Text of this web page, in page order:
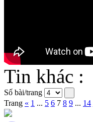
Tin khác :
Số bài/trang
Trang « 1 ... 5 6 7 8 9 ... 14